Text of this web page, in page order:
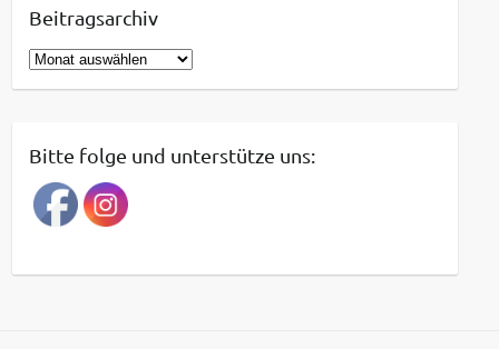
Beitragsarchiv
B
e
r
a
g
a
Bitte folge und unterstütze uns: